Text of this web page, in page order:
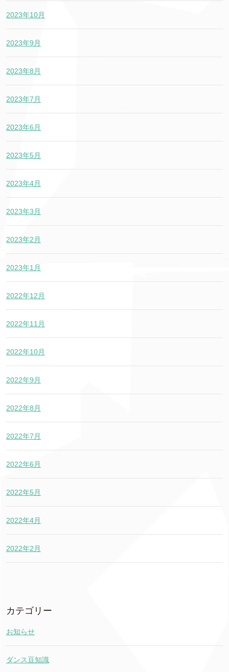
2023年10月
2023年9月
2023年8月
2023年7月
2023年6月
2023年5月
2023年4月
2023年3月
2023年2月
2023年1月
2022年12月
2022年11月
2022年10月
2022年9月
2022年8月
2022年7月
2022年6月
2022年5月
2022年4月
2022年2月
カテゴリー
お知らせ
ダンス豆知識